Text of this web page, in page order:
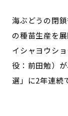
高知エリア
佐賀エリア
熊本エリア
宮崎エリア
沖縄エリア
海ぶどうの閉
の種苗生産を
イシャヨウシ
役：前田勉）
選」に2年連続